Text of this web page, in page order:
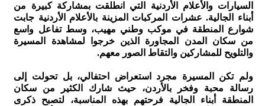
السيارات والأعلام الأردنية التي انطلقت بمشاركة كبيرة من
أبناء الجالية. عشرات المركبات المزينة بالأعلام الأردنية جابت
شوارع المنطقة في موكب وطني مهيب، وسط تفاعل واسع
من سكان المدن المجاورة الذين خرجوا لمشاهدة المسيرة
والتلويح للمشاركين والتقاط الصور معهم.
ولم تكن المسيرة مجرد استعراض احتفالي، بل تحولت إلى
رسالة محبة وفخر بالأردن، حيث شارك الكثير من سكان
المنطقة أبناء الجالية فرحتهم بهذه المناسبة، لتصبح ذكرى